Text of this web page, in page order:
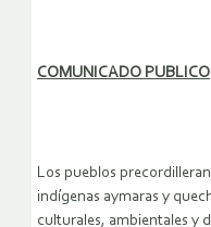
COMUNICADO PUBLICO
Los pueblos
indígenas aymaras y
culturales, ambientales y